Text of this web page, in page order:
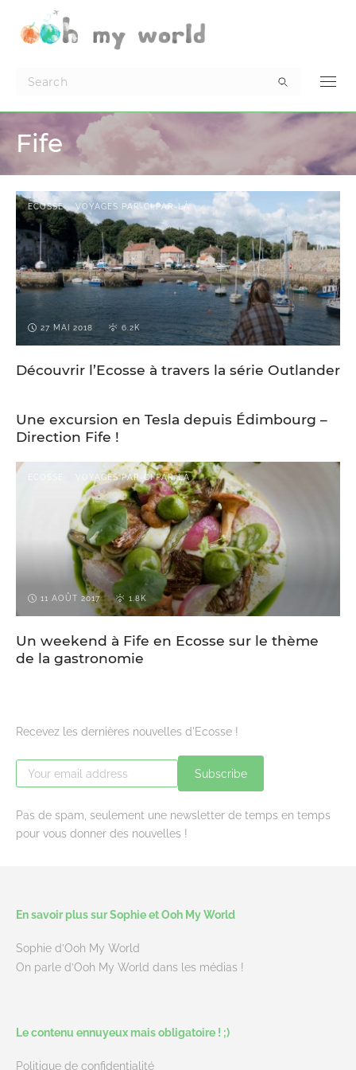
Fife
ECOSSE VOYAGES PAR-CI PAR-LÀ
27 MAI 2018 6.2K
Découvrir l’Ecosse à travers la série Outlander
1 MAI 2018 1.6K
Une excursion en Tesla depuis Édimbourg –
Direction Fife !
VOYAGES PAR-CI PAR-LÀ
11 AOÛT 2017 1.8K
Un weekend à Fife en Ecosse sur le thème
de la gastronomie
Recevez les dernières nouvelles d'Ecosse !
Subscribe
Pas de spam, seulement une newsletter de temps en temps
pour vous donner des nouvelles !
En savoir plus sur Sophie et Ooh My World
Sophie d’Ooh My World
On parle d’Ooh My World dans les médias !
Le contenu ennuyeux mais obligatoire ! ;)
Politique de confidentialité